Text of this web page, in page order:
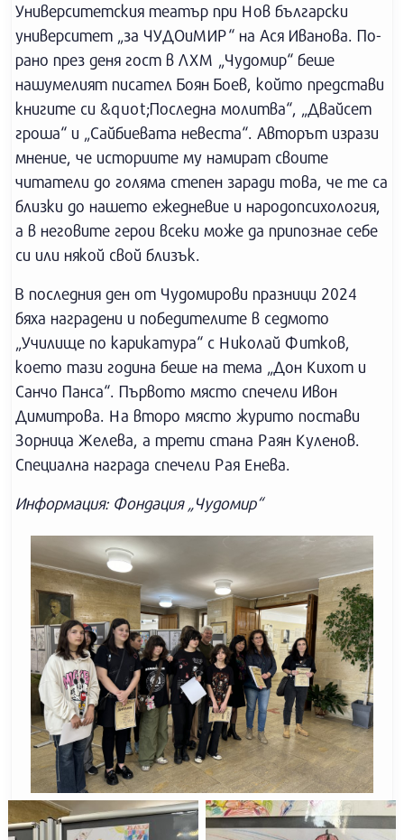
Университетския театър при Нов български
университет „за ЧУДОиМИР“ на Ася Иванова. По-
рано през деня гост в ЛХМ „Чудомир“ беше
нашумелият писател Боян Боев, който представи
книгите си &quot;Последна молитва“, „Двайсет
гроша“ и „Сайбиевата невеста“. Авторът изрази
мнение, че историите му намират своите
читатели до голяма степен заради това, че те са
близки до нашето ежедневие и народопсихология,
а в неговите герои всеки може да припознае себе
си или някой свой близък.
В последния ден от Чудомирови празници 2024
бяха наградени и победителите в седмото
„Училище по карикатура“ с Николай Фитков,
което тази година беше на тема „Дон Кихот и
Санчо Панса“. Първото място спечели Ивон
Димитрова. На второ място журито постави
Зорница Желева, а трети стана Раян Куленов.
Специална награда спечели Рая Енева.
Информация: Фондация „Чудомир“